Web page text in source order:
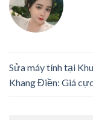
Sửa máy tính tại
Khang Điền: Giá